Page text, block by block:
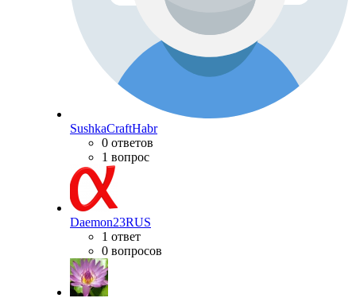
SushkaCraftHabr
0 ответов
1 вопрос
Daemon23RUS
1 ответ
0 вопросов